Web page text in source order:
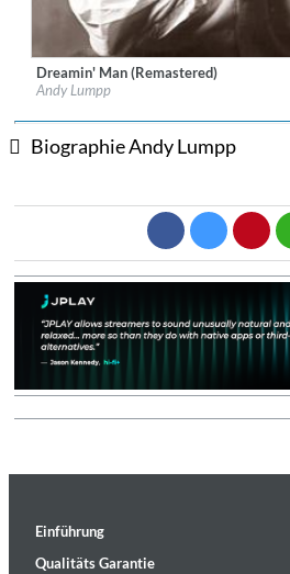
Label:Nabel Records
Genre:Instrumental
Dreamin' Man (Remastered)
Andy Lumpp
Biographie Andy Lumpp
Einführung
Qualitäts Garantie